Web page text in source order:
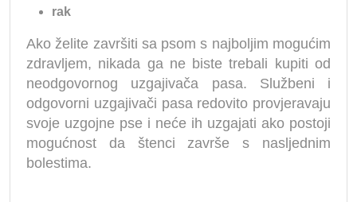
rak
Ako želite završiti sa psom s najboljim mogućim
zdravljem, nikada ga ne biste trebali kupiti od
neodgovornog uzgajivača pasa. Službeni i
odgovorni uzgajivači pasa redovito provjeravaju
svoje uzgojne pse i neće ih uzgajati ako postoji
mogućnost da štenci završe s nasljednim
bolestima.